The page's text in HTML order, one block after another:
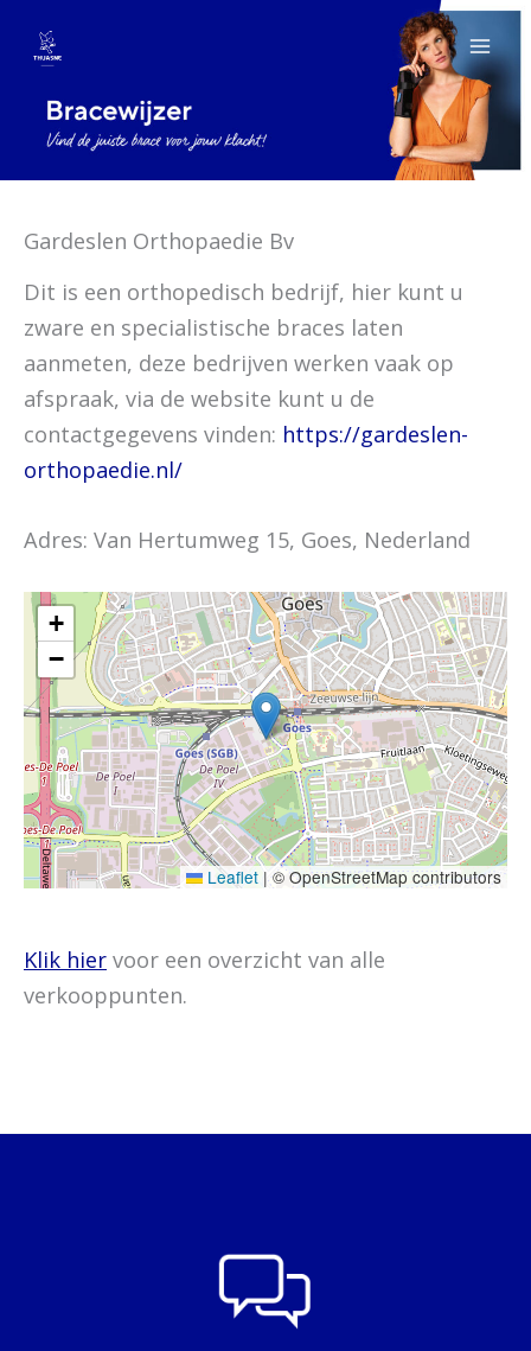
naar
inhoud
Gardeslen Orthopaedie Bv
Dit is een orthopedisch bedrijf, hier kunt u
zware en specialistische braces laten
aanmeten, deze bedrijven werken vaak op
afspraak, via de website kunt u de
contactgegevens vinden: https://gardeslen-
orthopaedie.nl/
Adres: Van Hertumweg 15, Goes, Nederland
+
−
Leaflet |© OpenStreetMap contributors
Klik hier voor een overzicht van alle
verkooppunten.